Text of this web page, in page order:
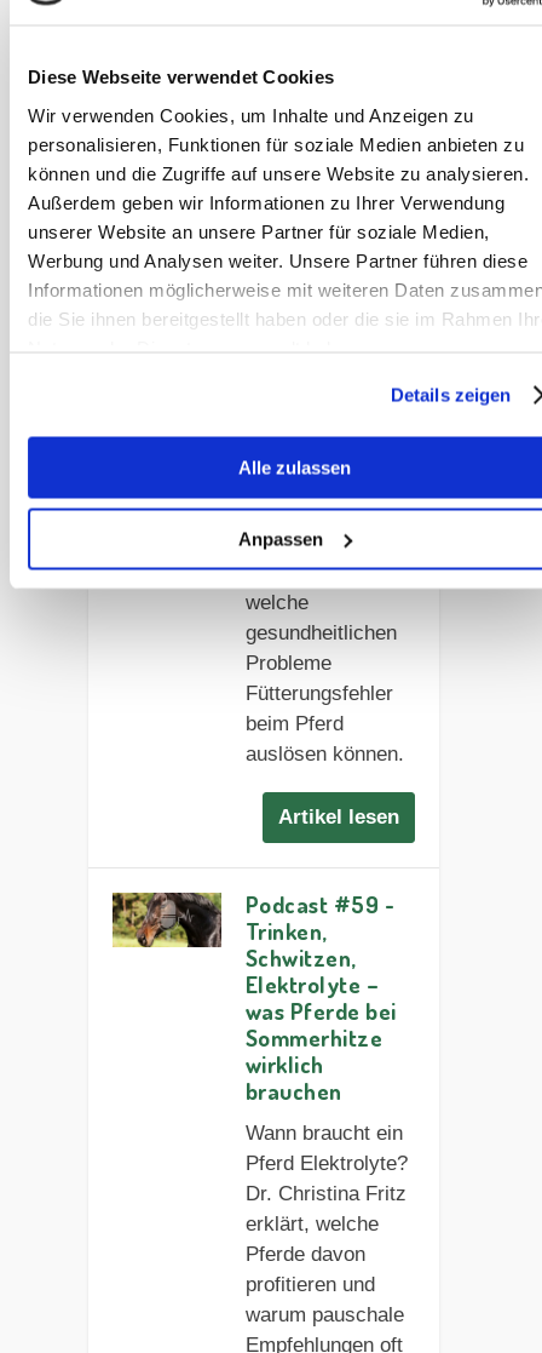
Diese Webseite verwendet Cookies
Wir verwenden Cookies, um Inhalte und Anzeigen zu
personalisieren, Funktionen für soziale Medien anbieten zu
können und die Zugriffe auf unsere Website zu analysieren.
Außerdem geben wir Informationen zu Ihrer Verwendung
unserer Website an unsere Partner für soziale Medien,
Werbung und Analysen weiter. Unsere Partner führen diese
Informationen möglicherweise mit weiteren Daten
die Sie ihnen bereitgestellt haben oder die sie im Rahmen
Details zeigen
Alle zulassen
Anpassen
Wissen im
Bereich der
Pferdefütterung. ➨
Jetzt informieren
und teilnehmen.
Artikel lesen
„Zivilisationskra
Pferdes“
Onlineseminar
Zivilisationskrankh
eiten ✓ Erweitere
dein Wissen,
welche
gesundheitlichen
Probleme
Fütterungsfehler
beim Pferd
auslösen können.
Artikel lesen
Podcast #59 -
Trinken,
Schwitzen,
Elektrolyte –
was Pferde bei
Sommerhitze
wirklich
brauchen
Wann braucht ein
Pferd Elektrolyte?
Dr. Christina Fritz
erklärt, welche
Pferde davon
profitieren und
warum pauschale
Empfehlungen oft